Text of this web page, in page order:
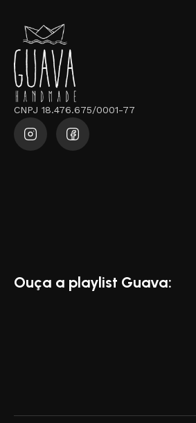
CNPJ 18.476.675/0001-77
Ouça a playlist Guava: